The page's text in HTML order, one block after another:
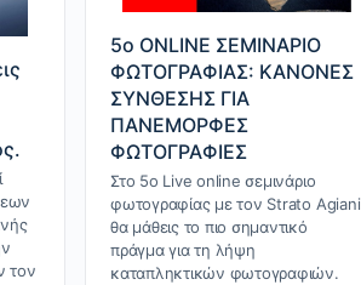
τον
5o ONLINE ΣΕΜΙΝΑΡΙΟ
ΦΩΤΟΓΡΑΦΙΑΣ: ΚΑΝΟΝΕΣ
ΣΥΝΘΕΣΗΣ ΓΙΑ
ΠΑΝΕΜΟΡΦΕΣ
ΦΩΤΟΓΡΑΦΙΕΣ
Στο 5ο Live online σεμινάριο
φωτογραφίας με τον Strato Agiani
θα μάθεις το πιο σημαντικό
πράγμα για τη λήψη
καταπληκτικών φωτογραφιών.